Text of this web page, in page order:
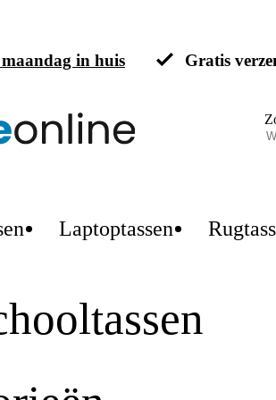
in huis Gratis
Laptoptassen